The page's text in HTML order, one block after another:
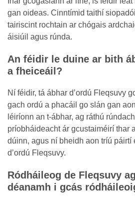
gan oideas. Cinntímid taithí
tairiscint rochtain ar chógais
áisiúil agus rúnda.
An féidir le duine ar bith
a fheiceáil?
Ní féidir, tá ábhar d’ordú Fleqsuvy
gach ordú a phacáil go slán gan
léiríonn an t-ábhar, ag ráthú
príobháideacht ár gcustaiméirí thar
dúinn, agus ní bheidh aon tríú páirtí
d’ordú Fleqsuvy.
Ródháileog de Fleqsuvy
déanamh i gcás